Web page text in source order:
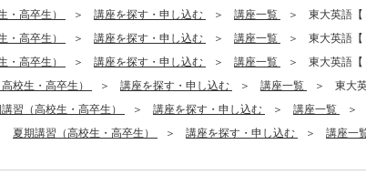
・高卒生） 講座を探す・申し込む 講座一覧
東大英語【
・高卒生） 講座を探す・申し込む 講座一覧
東大英語【
・高卒生） 講座を探す・申し込む 講座一覧
東大英語【
校生・高卒生） 講座を探す・申し込む 講座一覧
東大
習（高校生・高卒生） 講座を探す・申し込む 講座一覧
夏期講習（高校生・高卒生） 講座を探す・申し込む 講座一